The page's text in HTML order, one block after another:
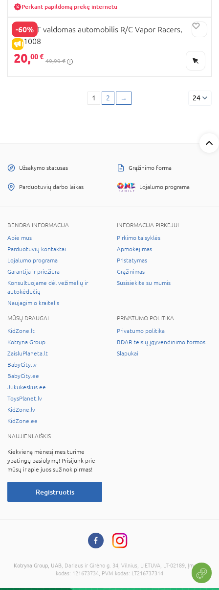
Perkant papildomą prekę internetu
-60%
IŠPARDAVIMAS
REVOLT valdomas automobilis R/C Vapor Racers,
TG1008
20,00 €
49,99 €
1 2 → 24
Užsakymo statusas Grąžinimo forma
Parduotuvių darbo laikas Lojalumo programa
BENDRA INFORMACIJA
Apie mus
Parduotuvių kontaktai
Lojalumo programa
Garantija ir priežiūra
Konsultuojame dėl vežimėlių ir
autokėdučių
Naujagimio kraitelis
INFORMACIJA PIRKĖJUI
Pirkimo taisyklės
Apmokėjimas
Pristatymas
Grąžinimas
Susisiekite su mumis
MŪSŲ DRAUGAI
KidZone.lt
Kotryna Group
ZaisluPlaneta.lt
BabyCity.lv
BabyCity.ee
Jukukeskus.ee
ToysPlanet.lv
KidZone.lv
KidZone.ee
PRIVATUMO POLITIKA
Privatumo politika
BDAR teisių įgyvendinimo formos
Slapukai
NAUJIENLAIŠKIS
Kiekvieną mėnesį mes turime
ypatingų pasiūlymų! Prisijunk prie
mūsų ir apie juos sužinok pirmas!
Registruotis
Kotryna Group, UAB , Dariaus ir Girėno g. 34, Vilnius, LIETUVA, LT-02189, Įmonės
kodas: 121673734, PVM kodas: LT216737314